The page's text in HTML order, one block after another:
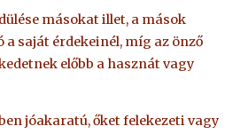
másokat illet, a mások
a saját érdekeinél, míg az önző
előbb a hasznát vagy
jóakaratú, őket felekezeti vagy